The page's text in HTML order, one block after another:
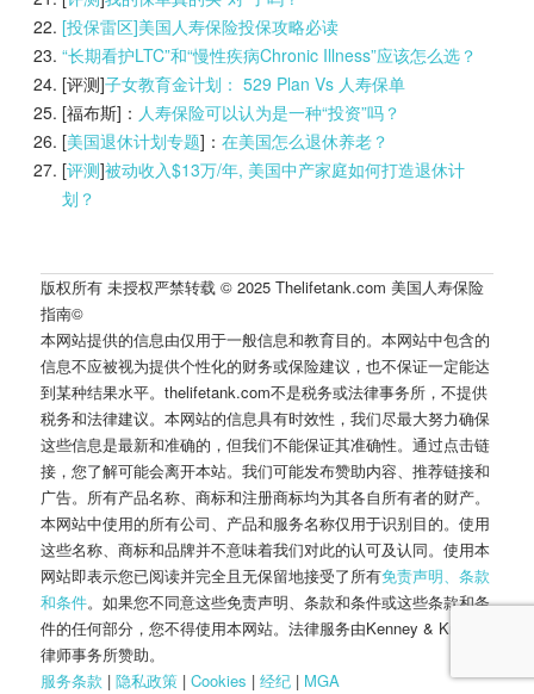
[投保雷区]美国人寿保险投保攻略必读
“长期看护LTC”和“慢性疾病Chronic Illness”应该怎么选？
[评测]子女教育金计划： 529 Plan Vs 人寿保单
[福布斯]： 人寿保险可以认为是一种“投资”吗？
[美国退休计划专题]： 在美国怎么退休养老？
[评测]被动收入$13万/年, 美国中产家庭如何打造退休计
划？
版权所有 未授权严禁转载 © 2025 Thelifetank.com 美国人寿保险
指南©️
本网站提供的信息由仅用于一般信息和教育目的。本网站中包含的
信息不应被视为提供个性化的财务或保险建议，也不保证一定能达
到某种结果水平。thelifetank.com不是税务或法律事务所，不提供
税务和法律建议。本网站的信息具有时效性，我们尽最大努力确保
这些信息是最新和准确的，但我们不能保证其准确性。通过点击链
接，您了解可能会离开本站。我们可能发布赞助内容、推荐链接和
广告。所有产品名称、商标和注册商标均为其各自所有者的财产。
本网站中使用的所有公司、产品和服务名称仅用于识别目的。使用
这些名称、商标和品牌并不意味着我们对此的认可及认同。使用本
网站即表示您已阅读并完全且无保留地接受了所有免责声明、条款
和条件。如果您不同意这些免责声明、条款和条件或这些条款和条
件的任何部分，您不得使用本网站。法律服务由Kenney & Kropff
律师事务所赞助。
服务条款 | 隐私政策 | Cookies | 经纪 | MGA